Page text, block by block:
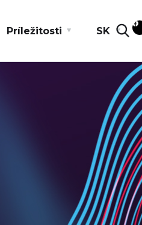
Príležitosti SK